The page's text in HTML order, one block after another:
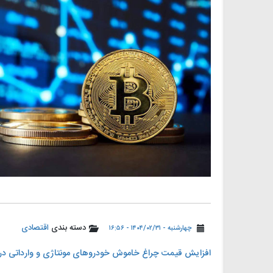
چهارشنبه - ۱۴۰۴/۰۲/۳۱ - ۱۶:۵۶ دسته بندی اقتصادی
افزایش قیمت چراغ خاموش خودروهای مونتاژی و وارداتی در